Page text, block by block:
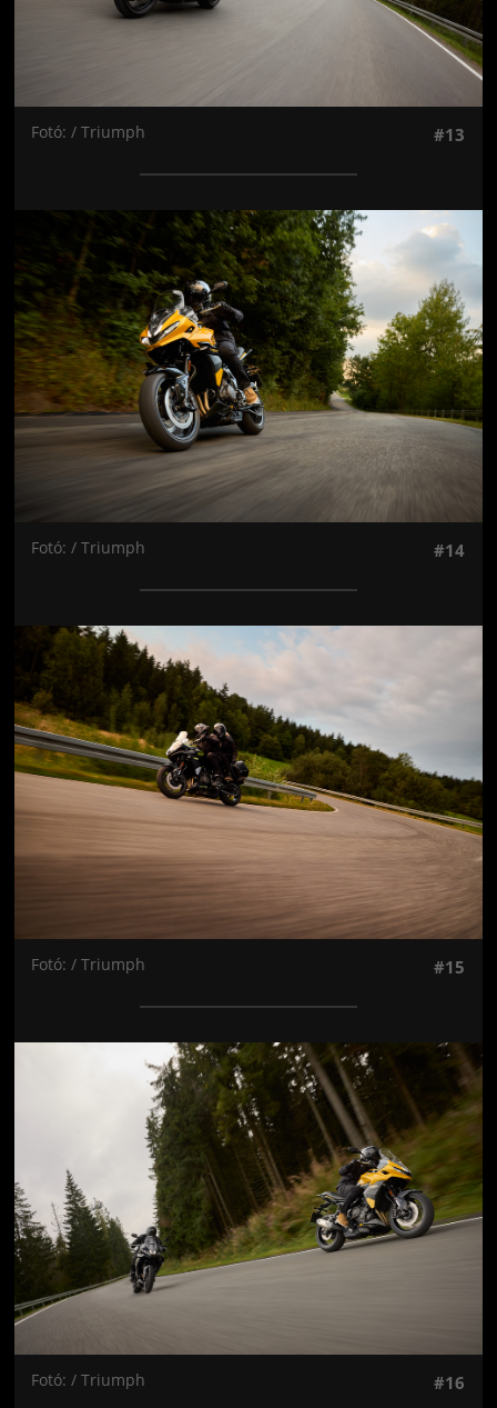
Fotó: / Triumph #13
Jön még kép!
Fotó: / Triumph #14
Jön még kép!
Fotó: / Triumph #15
Jön még kép!
Fotó: / Triumph #16